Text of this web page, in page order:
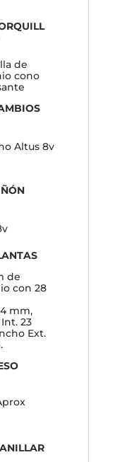
de
cono
Altus 8v
de
con 28
mm,
23
Ext.